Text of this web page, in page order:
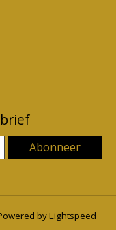
Abonneer
byLightspeed